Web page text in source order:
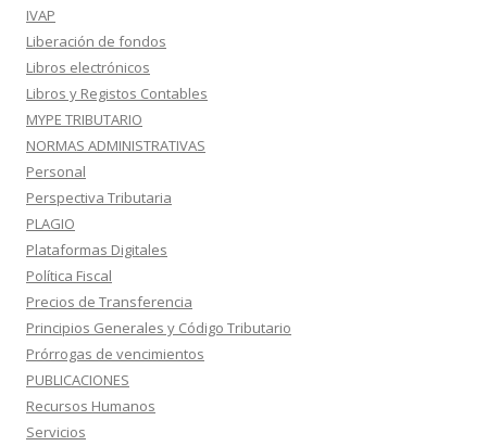
IVAP
Liberación de fondos
Libros electrónicos
Libros y Registos Contables
MYPE TRIBUTARIO
NORMAS ADMINISTRATIVAS
Personal
Perspectiva Tributaria
PLAGIO
Plataformas Digitales
Política Fiscal
Precios de Transferencia
Principios Generales y Código Tributario
Prórrogas de vencimientos
PUBLICACIONES
Recursos Humanos
Servicios